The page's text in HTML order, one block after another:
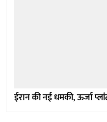
ईरान की नई धमकी, ऊर्जा